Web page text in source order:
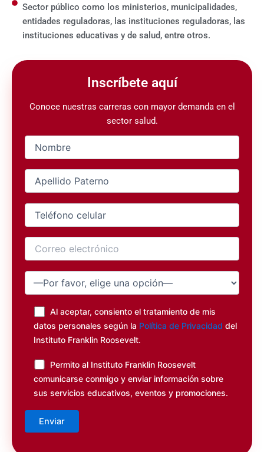
Sector público como los ministerios, municipalidades,
entidades reguladoras, las instituciones reguladoras, las
instituciones educativas y de salud, entre otros.
Inscríbete aquí
Conoce nuestras carreras con mayor demanda en el
sector salud.
Al aceptar, consiento el tratamiento de mis
datos personales según la Política de Privacidad del
Instituto Franklin Roosevelt.
Permito al Instituto Franklin Roosevelt
comunicarse conmigo y enviar información sobre
sus servicios educativos, eventos y promociones.